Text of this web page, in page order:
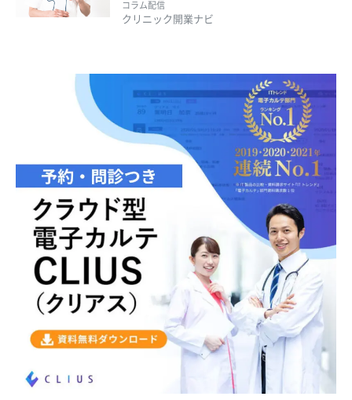
コラム配信
クリニック開業ナビ